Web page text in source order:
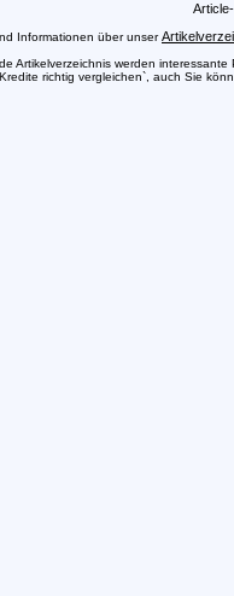
Informationen über unser
Artikelverzeichnis werden
richtig vergleichen`, auch Sie